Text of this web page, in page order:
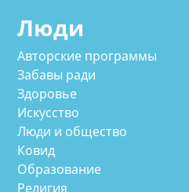
Люди
Авторские программы
Забавы ради
Здоровье
Искусство
Люди и общество
Ковид
Образование
Религия